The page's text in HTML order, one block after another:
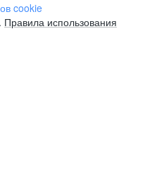
cookie
Правила использования